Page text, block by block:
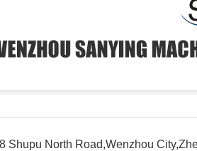
Shupu North Road,Wenzhou